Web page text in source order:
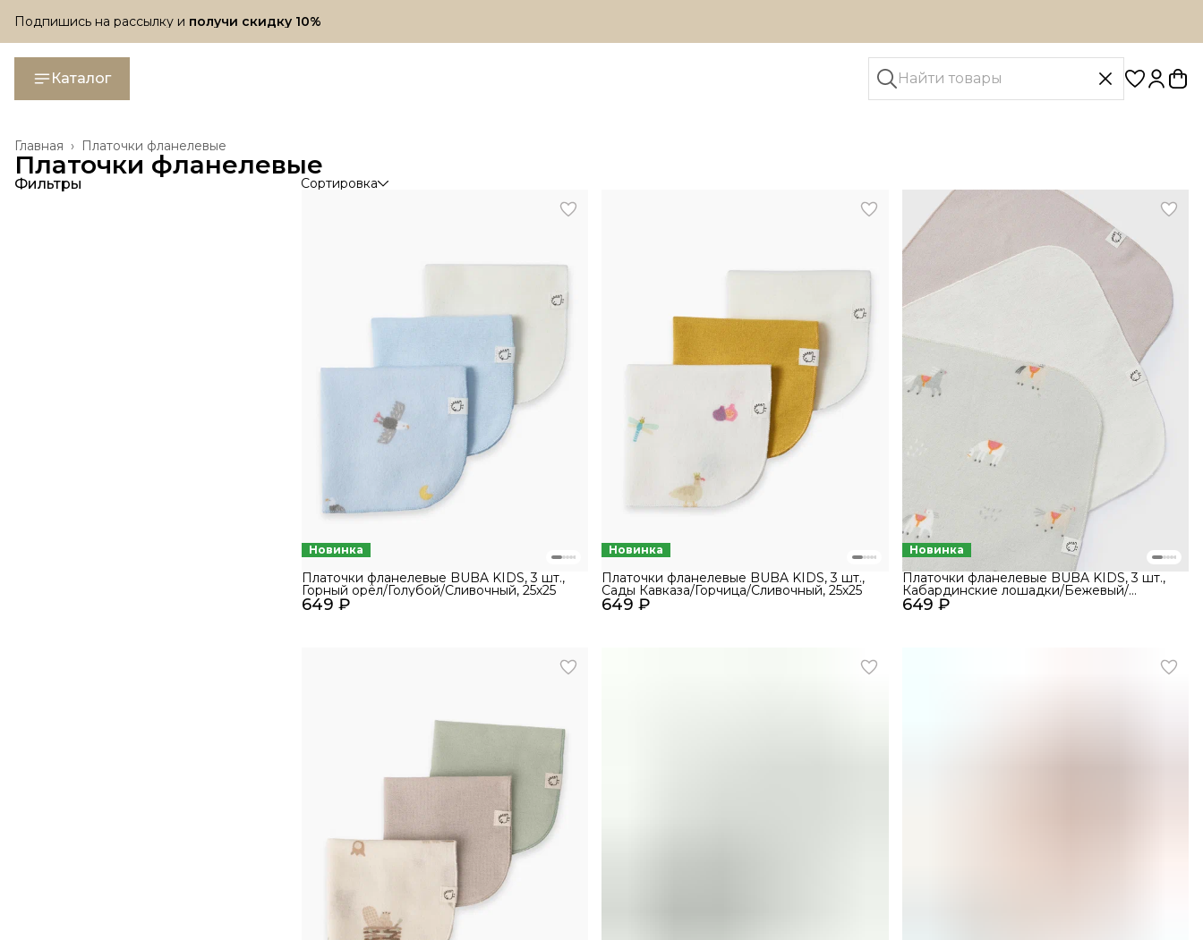
Подпишись на рассылку и получи скидку 10%
Каталог
Платочки фланелевые
Главная ›
Платочки фланелевые
Фильтры Сортировка
Новинка
649 ₽
Платочки фланелевые BUBA KIDS, 3 шт.,
Горный орёл/Голубой/Сливочный, 25х25
Новинка
649 ₽
Платочки фланелевые BUBA KIDS, 3 шт.,
Сады Кавказа/Горчица/Сливочный, 25х25
Новинка
649 ₽
Платочки фланелевые BUBA KIDS, 3 шт.,
Кабардинские лошадки/Бежевый/
Сливочный, 25х25